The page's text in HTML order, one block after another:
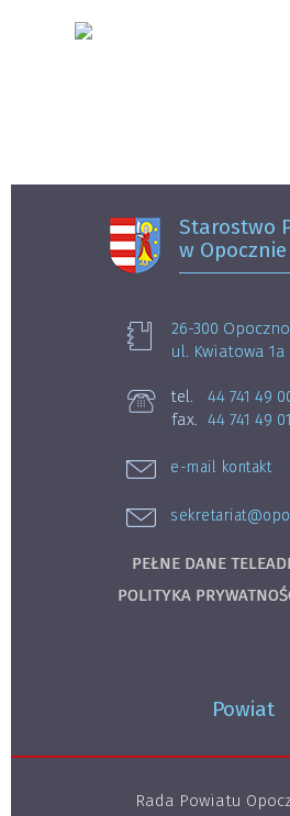
Starostwo
w Opocznie
26-300
ul. Kwiatowa 1a
tel.
44 741 49
fax. 44 741 49 01
e-mail kontakt
PEŁNE DANE
POLITYKA
Powiat
Rada Powiatu